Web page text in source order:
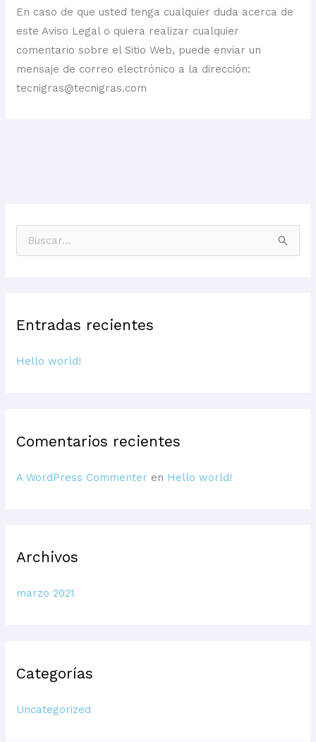
En caso de que usted tenga cualquier duda acerca de
este Aviso Legal o quiera realizar cualquier
comentario sobre el Sitio Web, puede enviar un
mensaje de correo electrónico a la dirección:
tecnigras@tecnigras.com
a
Entradas recientes
Hello world!
Comentarios recientes
A WordPress Commenter en Hello world!
Archivos
marzo 2021
Categorías
Uncategorized